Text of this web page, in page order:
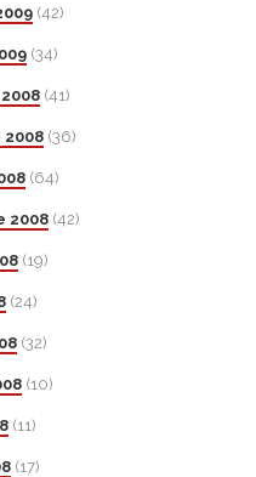
(42)
(34)
(41)
2008 (36)
(64)
2008 (42)
(19)
(24)
(32)
(10)
(11)
(17)